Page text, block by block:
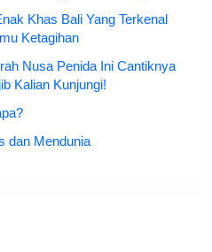
Khas Bali Yang Terkenal
Ketagihan
Nusa Penida Ini Cantiknya
Kalian Kunjungi!
dan Mendunia